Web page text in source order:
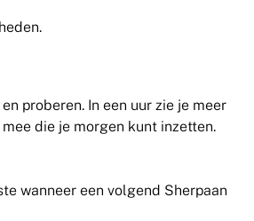
proberen. In een uur zie je meer
die je morgen kunt inzetten.
wanneer een volgend Sherpaan